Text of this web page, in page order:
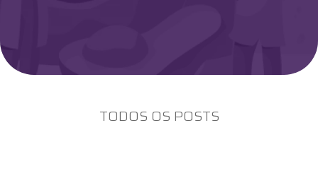
Dicas de Saúde
TODOS OS POSTS